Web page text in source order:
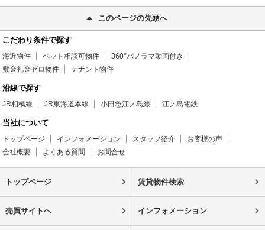
このページの先頭へ
こだわり条件で探す
海近物件 ペット相談可物件
360°パノラマ動画付き
敷金礼金ゼロ物件
テナント物件
沿線で探す
JR相模線 JR東海道本線 小田急江ノ島線 江ノ島電鉄
当社について
トップページ インフォメーション スタッフ紹介
お客様の声
会社概要
よくある質問 お問合せ
トップページ 賃貸物件検索
売買サイトへ インフォメーション